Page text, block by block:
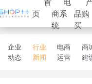
首
页
电
商系
统
品购
买
企业
动态
行业
新闻
电商
运营
商
建